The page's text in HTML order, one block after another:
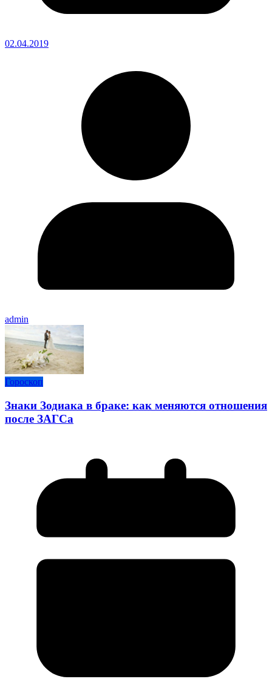
02.04.2019
admin
Гороскоп
Знаки Зодиака в браке: как меняются отношения
после ЗАГСа